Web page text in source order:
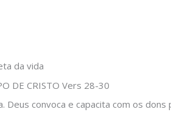
da vida
DE CRISTO Vers 28-30
convoca e capacita com os